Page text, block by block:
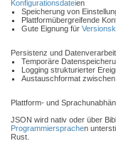
Konfigurationsdateien
Speicherung von
Plattformübergreifende
Gute Eignung für
Persistenz und
Temporäre
Logging strukturierter
Austauschformat zwischen
Plattform- und
JSON wird nativ oder über
Programmiersprachen
Rust.